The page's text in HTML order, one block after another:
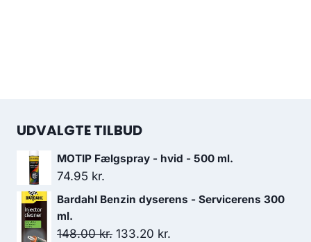
UDVALGTE TILBUD
MOTIP Fælgspray - hvid - 500 ml.
74.95 kr.
Bardahl Benzin dyserens - Servicerens 300
ml.
148.00kr. Den
133.20 kr.